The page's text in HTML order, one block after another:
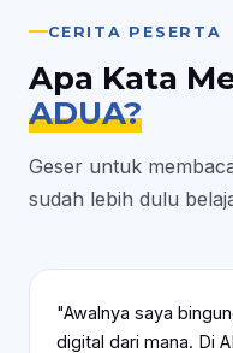
CERITA PESERTA
Apa Kata
ADUA?
Geser untuk
sudah lebih dulu
"Awalnya saya
digital dari mana. Di